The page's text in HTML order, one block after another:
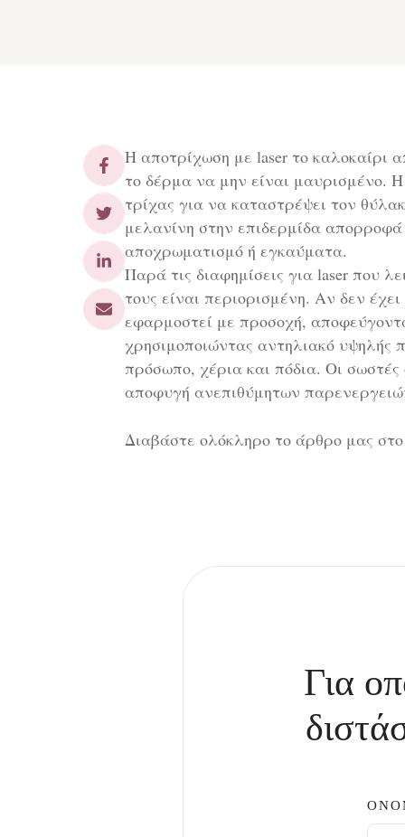
Η αποτρίχωση με laser το καλοκαίρι
το δέρμα να μην είναι μαυρισμένο.
τρίχας για να καταστρέψει τον
μελανίνη στην επιδερμίδα
αποχρωματισμό ή εγκαύματα.
Παρά τις διαφημίσεις για laser που
τους είναι περιορισμένη. Αν δεν
εφαρμοστεί με προσοχή,
χρησιμοποιώντας αντηλιακό υψηλής
πρόσωπο, χέρια και πόδια. Οι σωστές
αποφυγή ανεπιθύμητων
Διαβάστε ολόκληρο το άρθρο μας
Για